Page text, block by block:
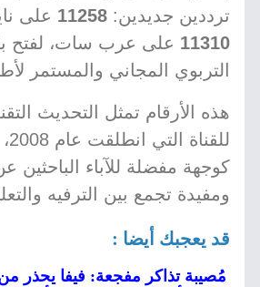
ترددين جديدين: 11258 على
11310 على عرب سات، لفتح
التربوي المجاني والمستمر
كوجهة مفضلة للآباء الباحثين
ومفيدة تجمع بين الترفيه
قد يعجبك أيضا :
مُصيبة تذاكر مفجعة: فيفا يحذر